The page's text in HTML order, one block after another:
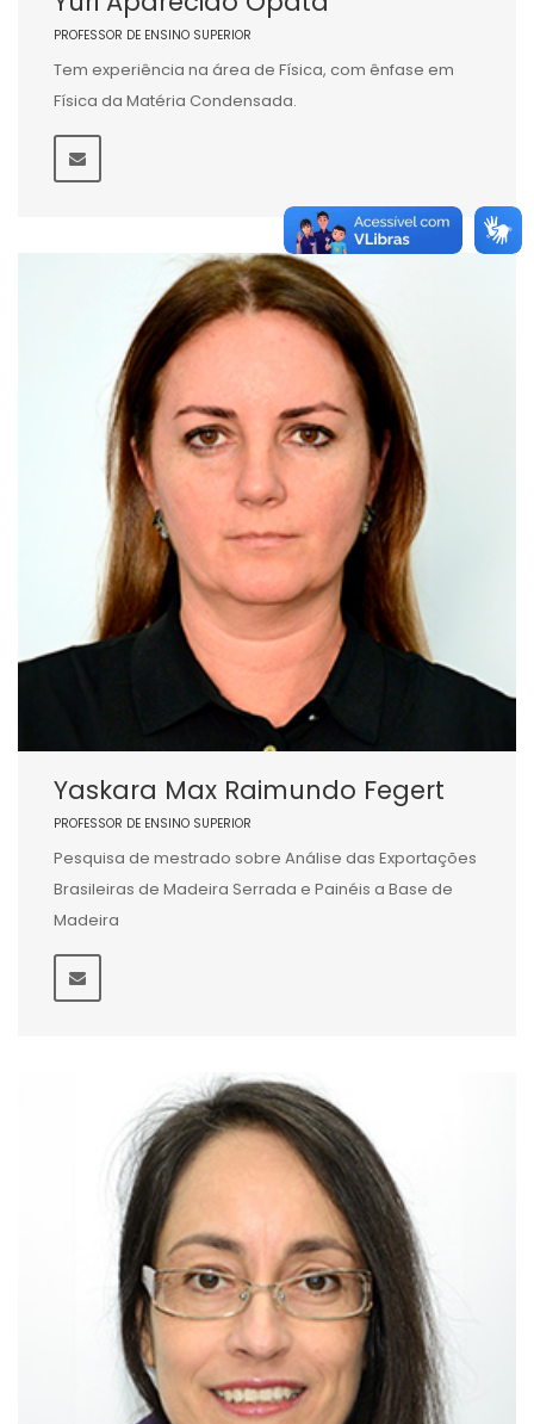
PROFESSOR DE ENSINO SUPERIOR
Tem experiência na área de Física, com ênfase em
Física da Matéria Condensada.
Yaskara Max Raimundo Fegert
PROFESSOR DE ENSINO SUPERIOR
Pesquisa de mestrado sobre Análise das Exportações
Brasileiras de Madeira Serrada e Painéis a Base de
Madeira